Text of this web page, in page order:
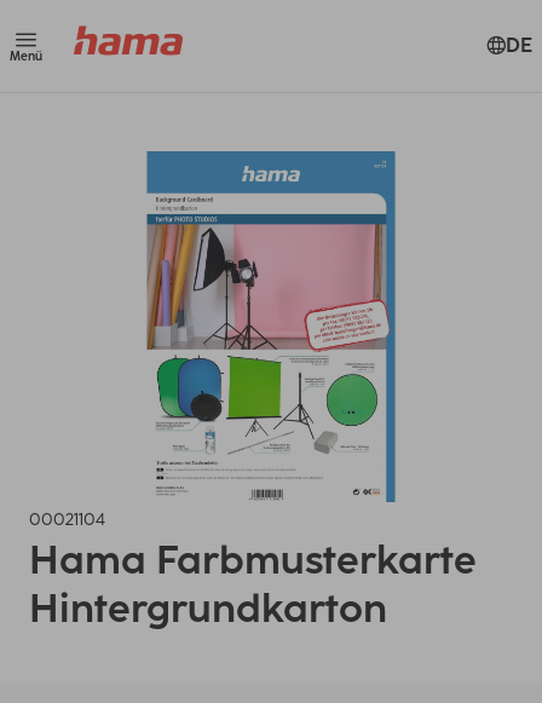
Menü DE
00021104
Hama Farbmusterkarte
Hintergrundkarton